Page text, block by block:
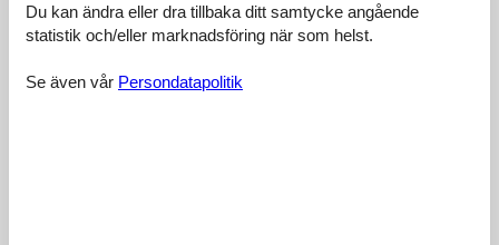
4,8
Du kan ändra eller dra tillbaka ditt samtycke angående
statistik och/eller marknadsföring när som helst.
Se även vår Persondatapolitik